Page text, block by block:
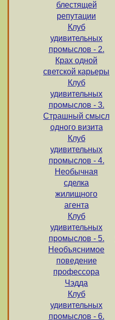
блестящей
репутации
Клуб
удивительных
промыслов - 2.
Крах одной
светской карьеры
Клуб
удивительных
промыслов - 3.
Страшный смысл
одного визита
Клуб
удивительных
промыслов - 4.
Необычная
сделка
жилищного
агента
Клуб
удивительных
промыслов - 5.
Необъяснимое
поведение
профессора
Чэдда
Клуб
удивительных
промыслов - 6.